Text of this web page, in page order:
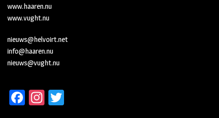
www.haaren.nu
www.vught.nu
nieuws@helvoirt.net
info@haaren.nu
nieuws@vught.nu
Fa In